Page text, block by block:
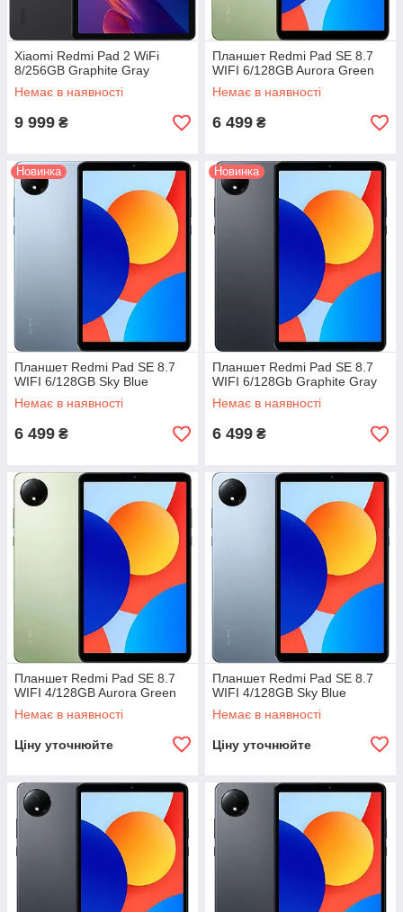
Xiaomi Redmi Pad 2 WiFi
8/256GB Graphite Gray
Немає в наявності
9 999 ₴
Планшет Redmi Pad SE 8.7
WIFI 6/128GB Aurora Green
Немає в наявності
6 499 ₴
Новинка
Планшет Redmi Pad SE 8.7
WIFI 6/128GB Sky Blue
Немає в наявності
6 499 ₴
Новинка
Планшет Redmi Pad SE 8.7
WIFI 6/128Gb Graphite Gray
Немає в наявності
6 499 ₴
Планшет Redmi Pad SE 8.7
WIFI 4/128GB Aurora Green
Немає в наявності
Ціну уточнюйте
Планшет Redmi Pad SE 8.7
WIFI 4/128GB Sky Blue
Немає в наявності
Ціну уточнюйте